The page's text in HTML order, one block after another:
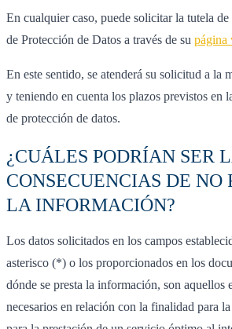
En cualquier caso, puede solicitar la tutela
de Protección de Datos a través de su página
En este sentido, se atenderá su solicitud a la
y teniendo en cuenta los plazos previstos en
de protección de datos.
¿CUÁLES PODRÍAN SER
CONSECUENCIAS DE NO
LA INFORMACIÓN?
Los datos solicitados en los campos
asterisco (*) o los proporcionados en los
dónde se presta la información, son aquellos
necesarios en relación con la finalidad para